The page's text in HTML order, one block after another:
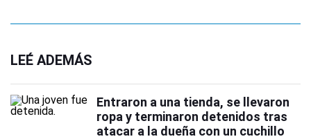
LEÉ ADEMÁS
Entraron a una tienda, se llevaron
ropa y terminaron detenidos tras
atacar a la dueña con un cuchillo